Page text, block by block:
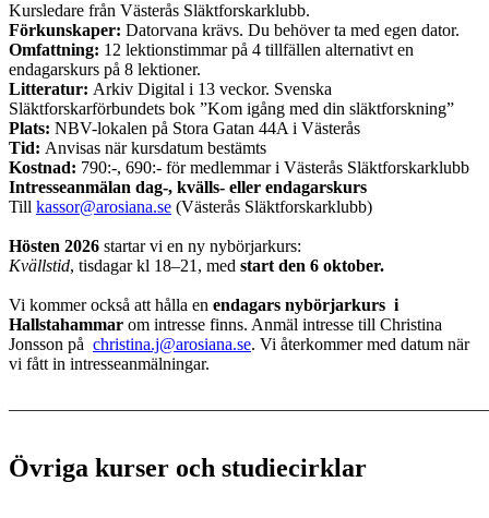
Kursledare från Västerås Släktforskarklubb.
Förkunskaper: Datorvana krävs. Du behöver ta med egen dator.
Omfattning: 12 lektionstimmar på 4 tillfällen alternativt en
endagarskurs på 8 lektioner.
Litteratur: Arkiv Digital i 13 veckor. Svenska
Släktforskarförbundets bok ”Kom igång med din släktforskning”
Plats: NBV-lokalen på Stora Gatan 44A i Västerås
Tid: Anvisas när kursdatum bestämts
Kostnad: 790:-, 690:- för medlemmar i Västerås Släktforskarklubb
Intresseanmälan dag-, kvälls- eller endagarskurs
Till kassor@arosiana.se (Västerås Släktforskarklubb)
Hösten 2026 startar vi en ny nybörjarkurs:
Kvällstid, tisdagar kl 18–21, med start den 6 oktober.
Vi kommer också att hålla en endagars nybörjarkurs i
Hallstahammar om intresse finns. Anmäl intresse till Christina
Jonsson på christina.j@arosiana.se. Vi återkommer med datum när
vi fått in intresseanmälningar.
Övriga kurser och studiecirklar